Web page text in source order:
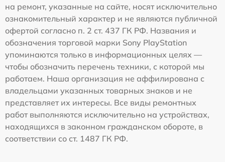
на ремонт, указанные на сайте, носят исключительно
ознакомительный характер и не являются публичной
офертой согласно п. 2 ст. 437 ГК РФ. Названия и
обозначения торговой марки Sony PlayStation
упоминаются только в информационных целях —
чтобы обозначить перечень техники, с которой мы
работаем. Наша организация не аффилирована с
владельцами указанных товарных знаков и не
представляет их интересы. Все виды ремонтных
работ выполняются исключительно на устройствах,
находящихся в законном гражданском обороте, в
соответствии со ст. 1487 ГК РФ.